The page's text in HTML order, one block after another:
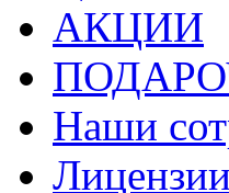
АКЦИИ
Наши
Лицензии